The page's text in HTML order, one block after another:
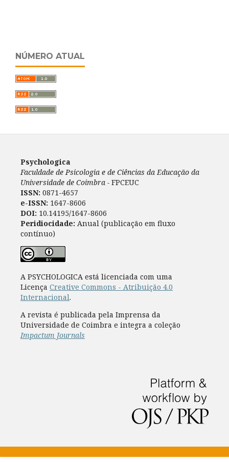
NÚMERO ATUAL
Psychologica
Faculdade de Psicologia e de Ciências da Educação da
Universidade de Coimbra - FPCEUC
ISSN: 0871-4657
e-ISSN: 1647-8606
DOI: 10.14195/1647-8606
Peridiocidade: Anual (publicação em fluxo
contínuo)
A PSYCHOLOGICA está licenciada com uma
Licença Creative Commons - Atribuição 4.0
Internacional.
A revista é publicada pela Imprensa da
Universidade de Coimbra e integra a coleção
Impactum Journals